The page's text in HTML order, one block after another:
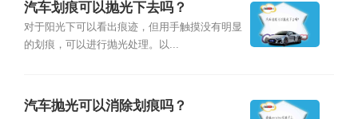
汽车划痕可以抛光下去吗？
对于阳光下可以看出痕迹，但用手触摸没有明显
的划痕，可以进行抛光处理。以...
汽车抛光可以消除划痕吗？